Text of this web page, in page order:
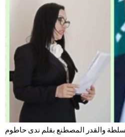
والقدر المصطنع بقلم ندى حاطوم